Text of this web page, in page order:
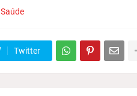
Saúde
Twitter